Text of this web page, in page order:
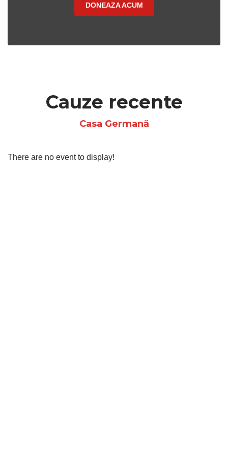
DONEAZA ACUM
Cauze recente
Casa Germană
There are no event to display!